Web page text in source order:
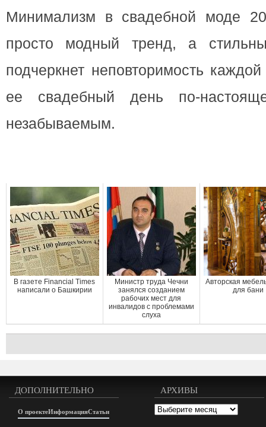
Минимализм в свадебной моде
просто модный тренд, а
подчеркнет неповторимость
ее свадебный день по-
незабываемым.
В газете Financial Times
написали о Башкирии
Министр труда Чечни
занялся созданием
рабочих мест для
инвалидов с проблемами
слуха
Авторская
для бани
ДОПОЛНИТЕЛЬНО
О проектеИнформацияСтатьи
АРХИВЫ
Архивы